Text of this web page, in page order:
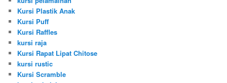
Kursi Plastik Anak
Kursi Puff
Kursi Raffles
kursi raja
Kursi Rapat Lipat Chitose
kursi rustic
Kursi Scramble